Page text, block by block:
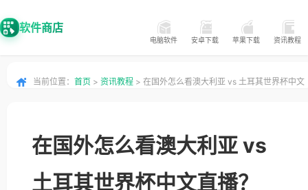
软件商店
电脑软件 安卓下载 苹果下载 资讯教程
当前位置： 首页 > 资讯教程 > 在国外怎么看澳大利亚 vs 土耳其世界杯中文
在国外怎么看澳大利亚 vs
土耳其世界杯中文直播？